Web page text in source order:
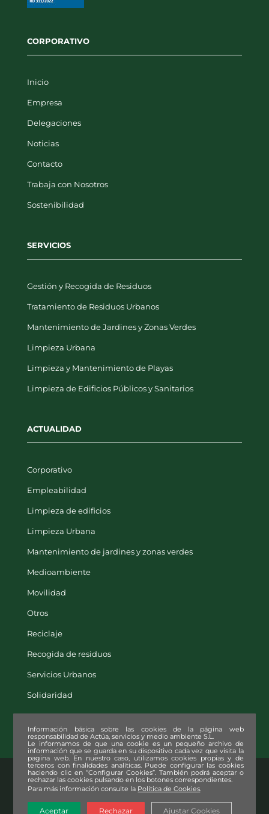
CORPORATIVO
Inicio
Empresa
Delegaciones
Noticias
Contacto
Trabaja con Nosotros
Sostenibilidad
SERVICIOS
Gestión y Recogida de Residuos
Tratamiento de Residuos Urbanos
Mantenimiento de Jardines y Zonas Verdes
Limpieza Urbana
Limpieza y Mantenimiento de Playas
Limpieza de Edificios Públicos y Sanitarios
ACTUALIDAD
Corporativo
Empleabilidad
Limpieza de edificios
Limpieza Urbana
Mantenimiento de jardines y zonas verdes
Medioambiente
Movilidad
Otros
Reciclaje
Recogida de residuos
Servicios Urbanos
Solidaridad
© Copyright 2026. Actúa, servicios y medio ambiente S.L. |Aviso legal
Política de privacidad | Política de cookies|Política de Seguridad de
la Información (SGSI)
Declaración Ambiental
Información básica sobre las cookies de la página web
responsabilidad de Actúa, servicios y medio ambiente S.L.
Le informamos de que una cookie es un pequeño archivo de
información que se guarda en su dispositivo cada vez que visita la
pagina web. En nuestro caso, utilizamos cookies propias y de
terceros con finalidades analíticas. Puede configurar las cookies
haciendo clic en “Configurar Cookies”. También podrá aceptar o
rechazar las cookies pulsando en los botones correspondientes.
Para más información consulte la Política de Cookies.
Aceptar Rechazar Ajustar Cookies